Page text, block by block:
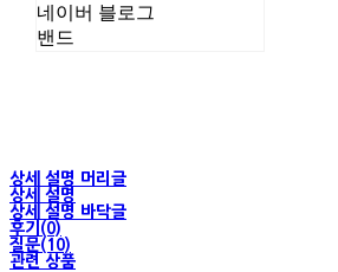
네이버 블로그
밴드
상세 설명 머리글
상세 설명
상세 설명 바닥글
후기(0)
질문(10)
관련 상품